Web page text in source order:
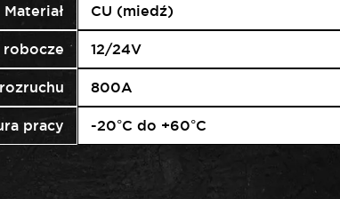
Materiał CU (miedź)
robocze 12/24V
800A
pracy -20°C do +60°C